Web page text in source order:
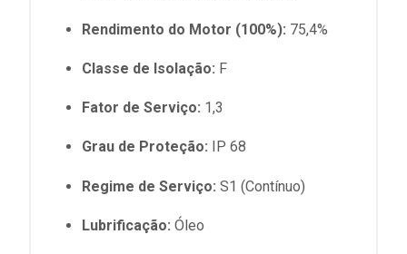
Rendimento do Motor (100%): 75,4%
Classe de Isolação: F
Fator de Serviço: 1,3
Grau de Proteção: IP 68
Regime de Serviço: S1 (Contínuo)
Lubrificação: Óleo